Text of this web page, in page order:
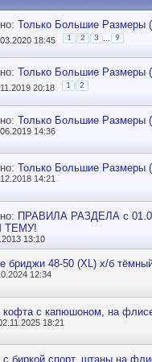
Только Большие Размеры
18:45 1 2 3 9
Только Большие Размеры
20:18 1 2
Только Большие Размеры
14:36
Только Большие Размеры
14:21
ПРАВИЛА РАЗДЕЛА с
ТЕМУ!
13:10
бриджи 48-50 (XL) х/б
12:34
кофта с капюшоном, на
02.11.2025 18:21
с биркой спорт. штаны на